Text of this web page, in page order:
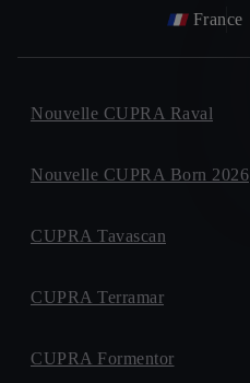
France
Nouvelle CUPRA Raval
Nouvelle CUPRA Born 2026
CUPRA Tavascan
CUPRA Terramar
CUPRA Formentor